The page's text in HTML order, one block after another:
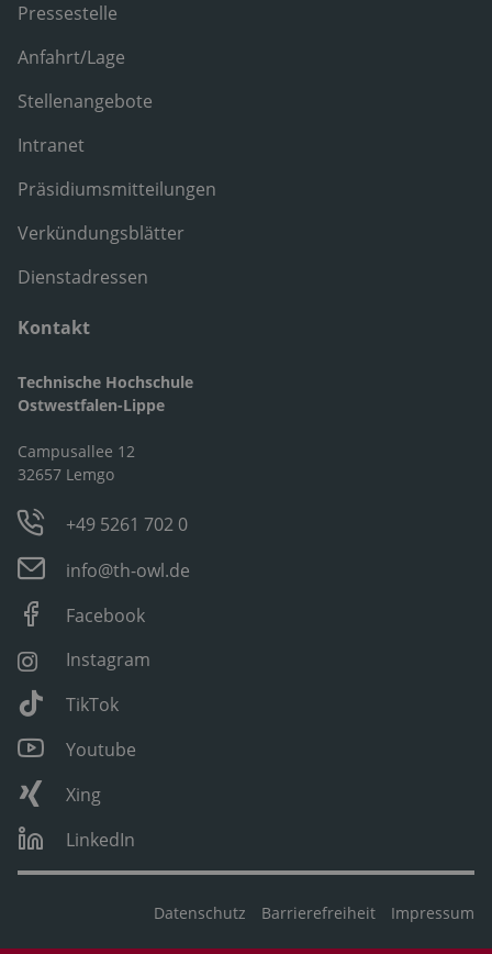
Pressestelle
Anfahrt/Lage
Stellenangebote
Intranet
Präsidiumsmitteilungen
Verkündungsblätter
Dienstadressen
Kontakt
Technische Hochschule
Ostwestfalen-Lippe
Campusallee 12
32657 Lemgo
+49 5261 702 0
info@th-owl.de
Facebook
Instagram
TikTok
Youtube
Xing
LinkedIn
Datenschutz Barrierefreiheit Impressum